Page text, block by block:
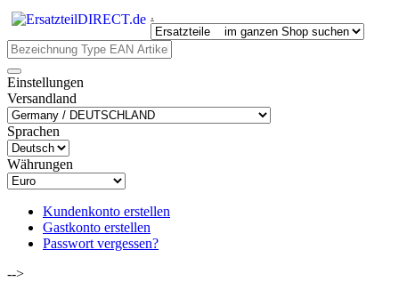
.
Einstellungen
Versandland
Sprachen
Währungen
Kundenkonto erstellen
Gastkonto erstellen
Passwort vergessen?
-->